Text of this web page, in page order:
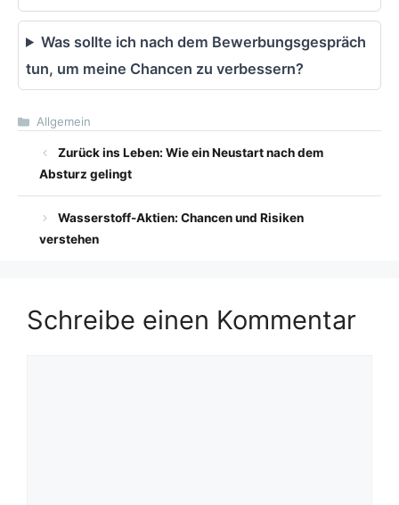
Was sollte ich nach dem Bewerbungsgespräch
tun, um meine Chancen zu verbessern?
Kategorien
Allgemein
Zurück ins Leben: Wie ein Neustart nach dem
Absturz gelingt
Wasserstoff-Aktien: Chancen und Risiken
verstehen
Schreibe einen Kommentar